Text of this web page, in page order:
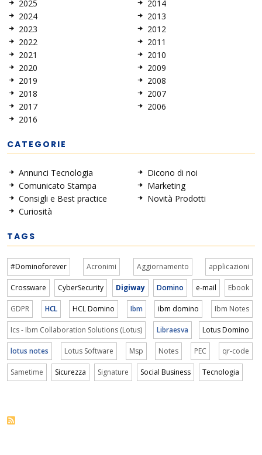
2025
2024
2023
2022
2021
2020
2019
2018
2017
2016
2014
2013
2012
2011
2010
2009
2008
2007
2006
CATEGORIE
Annunci Tecnologia
Comunicato Stampa
Consigli e Best practice
Curiosità
Dicono di noi
Marketing
Novità Prodotti
TAGS
#Dominoforever Acronimi Aggiornamento applicazioni
Crossware CyberSecurity Digiway Domino e-mail Ebook
GDPR HCL HCL Domino Ibm ibm domino Ibm Notes
Ics - Ibm Collaboration Solutions (Lotus) Libraesva Lotus Domino
lotus notes Lotus Software Msp Notes PEC qr-code
Sametime Sicurezza Signature Social Business Tecnologia